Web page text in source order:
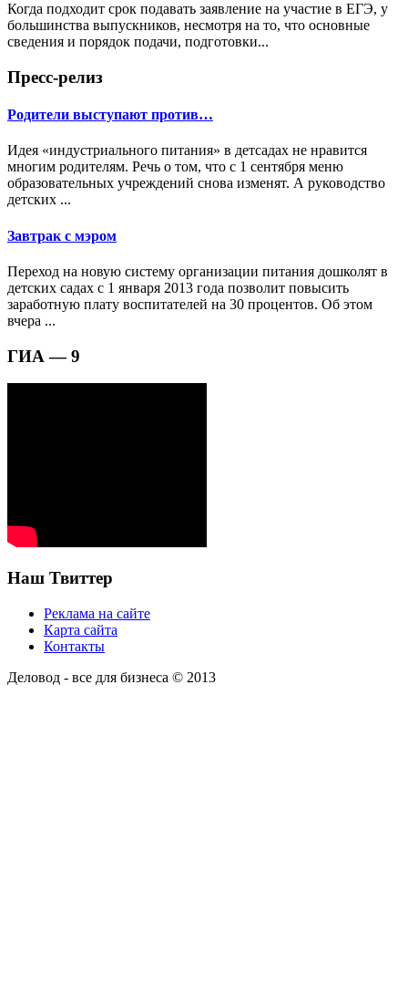
Когда подходит срок подавать заявление на участие в ЕГЭ, у
большинства выпускников, несмотря на то, что основные
сведения и порядок подачи, подготовки...
Пресс-релиз
Родители выступают против…
Идея «индустриального питания» в детсадах не нравится
многим родителям. Речь о том, что с 1 сентября меню
образовательных учреждений снова изменят. А руководство
детских ...
Завтрак с мэром
Переход на новую систему организации питания дошколят в
детских садах с 1 января 2013 года позволит повысить
заработную плату воспитателей на 30 процентов. Об этом
вчера ...
ГИА — 9
Наш Твиттер
Реклама на сайте
Карта сайта
Контакты
Деловод - все для бизнеса © 2013